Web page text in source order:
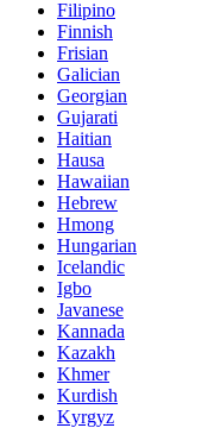
Filipino
Finnish
Frisian
Galician
Georgian
Gujarati
Haitian
Hausa
Hawaiian
Hebrew
Hmong
Hungarian
Icelandic
Igbo
Javanese
Kannada
Kazakh
Khmer
Kurdish
Kyrgyz